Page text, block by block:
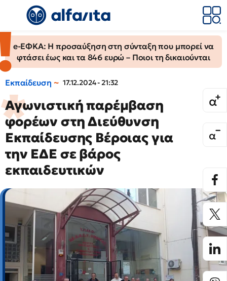
e-ΕΦΚΑ: Η προσαύξηση στη σύνταξη που μπορεί να
φτάσει έως και τα 846 ευρώ – Ποιοι τη δικαιούνται
Εκπαίδευση 17.12.2024 - 21:32
Αγωνιστική παρέμβαση
φορέων στη Διεύθυνση
Εκπαίδευσης Βέροιας για
την ΕΔΕ σε βάρος
εκπαιδευτικών